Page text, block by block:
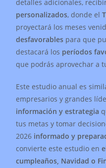
detalles adicionales,
personalizados, donde el
proyectará los meses
desfavorables para que
destacará los períodos
que podrás aprovechar a
Este estudio anual es
empresarios y grandes
información y estrategia
tus metas y tomar
2026 informado y
convierte este estudio en
cumpleaños, Navidad o